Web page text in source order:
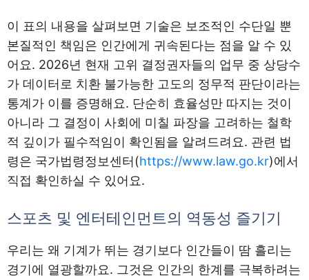
이 표의 내용을 살펴보면 기술은 보조적인 수단일 뿐
본질적인 책임은 인간에게 귀속된다는 점을 알 수 있
어요. 2026년 현재 고위 결정권자들의 업무 중 상당수
가 데이터로 치환 불가능한 고도의 정무적 판단이라는
통계가 이를 증명해요. 단순히 효율성만 따지는 것이
아니라 그 결정이 사회에 미칠 파장을 고려하는 철학
적 깊이가 필수적임이 확인됨을 알려드려요. 관련 법
령은 국가법령정보센터(https://www.law.go.kr)에서
직접 확인하실 수 있어요.
스포츠 및 엔터테인먼트의 역동성 즐기기
우리는 왜 기계가 뛰는 경기보다 인간들이 땀 흘리는
경기에 열광할까요. 그것은 인간의 한계를 극복하려는